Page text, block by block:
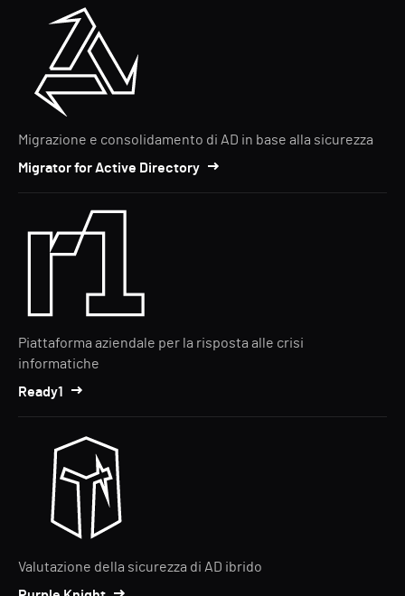
Migrazione e consolidamento di AD in base alla sicurezza
Migrator for Active Directory
Piattaforma aziendale per la risposta alle crisi
informatiche
Ready1
Valutazione della sicurezza di AD ibrido